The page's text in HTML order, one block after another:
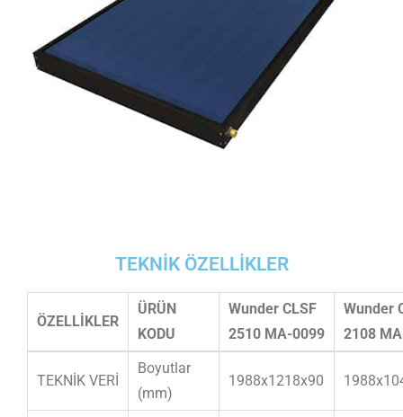
TEKNİK ÖZELLİKLER
ÖZELLİKLER
ÜRÜN
KODU
Wunder CLSF
2510 MA-0099
Wunder
2108
TEKNİK VERİ
Boyutlar
(mm)
1988x1218x90